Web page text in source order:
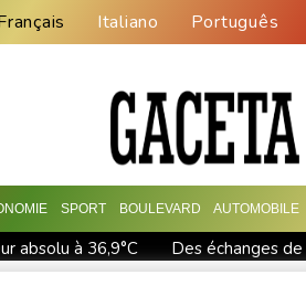
Italiano Português
SPORT BOULEVARD AUTOMOBILE
absolu à 36,9°C
Des échanges